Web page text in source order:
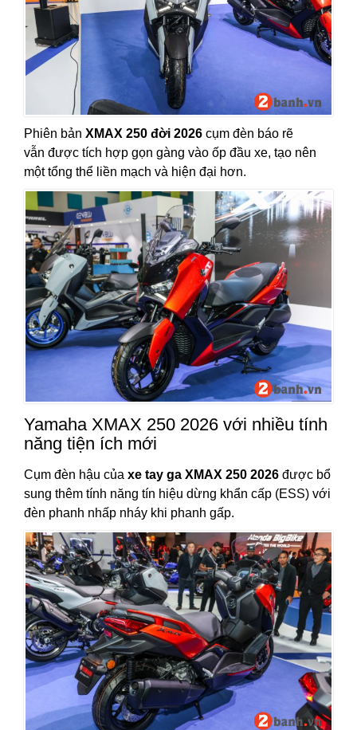
Phiên bản XMAX 250 đời 2026 cụm đèn báo rẽ
vẫn được tích hợp gọn gàng vào ốp đầu xe, tạo nên
một tổng thể liền mạch và hiện đại hơn.
Yamaha XMAX 250 2026 với nhiều tính
năng tiện ích mới
Cụm đèn hậu của xe tay ga XMAX 250 2026 được bổ
sung thêm tính năng tín hiệu dừng khẩn cấp (ESS) với
đèn phanh nhấp nháy khi phanh gấp.